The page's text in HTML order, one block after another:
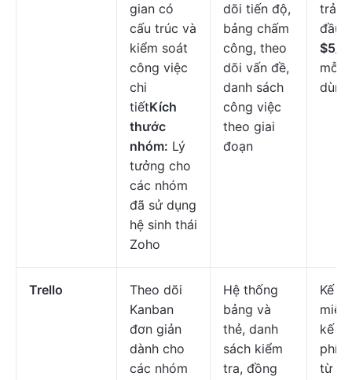
gian có
cấu trúc và
kiểm soát
công việc
chi
tiếtKích
thước
nhóm: Lý
tưởng cho
các nhóm
đã sử dụng
hệ sinh thái
Zoho
dõi tiến độ,
bảng chấm
công, theo
dõi vấn đề,
danh sách
công việc
theo giai
đoạn
trả
đầu
$5/
mỗi
dùng
Trello
Theo dõi
Kanban
đơn giản
dành cho
các nhóm
Hệ thống
bảng và
thẻ, danh
sách kiểm
tra, đồng
Kế
kế
phí
từ